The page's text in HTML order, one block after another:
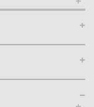
+
+
-